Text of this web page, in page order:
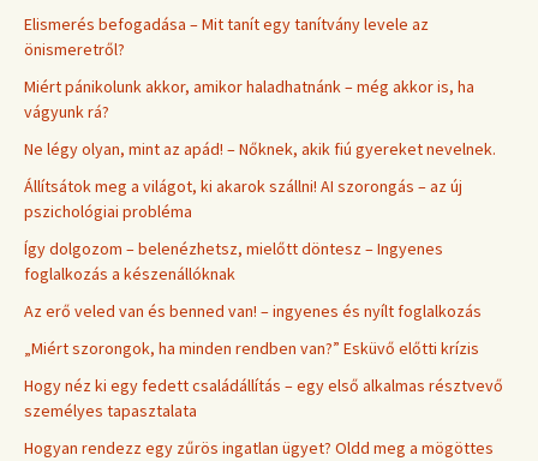
Elismerés befogadása – Mit tanít egy tanítvány levele az
önismeretről?
Miért pánikolunk akkor, amikor haladhatnánk – még akkor is, ha
vágyunk rá?
Ne légy olyan, mint az apád! – Nőknek, akik fiú gyereket nevelnek.
Állítsátok meg a világot, ki akarok szállni! AI szorongás – az új
pszichológiai probléma
Így dolgozom – belenézhetsz, mielőtt döntesz – Ingyenes
foglalkozás a készenállóknak
Az erő veled van és benned van! – ingyenes és nyílt foglalkozás
„Miért szorongok, ha minden rendben van?” Esküvő előtti krízis
Hogy néz ki egy fedett családállítás – egy első alkalmas résztvevő
személyes tapasztalata
Hogyan rendezz egy zűrös ingatlan ügyet? Oldd meg a mögöttes